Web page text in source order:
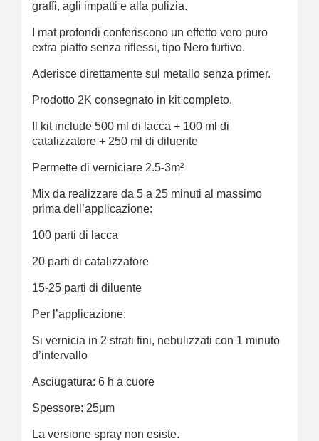
graffi, agli impatti e alla pulizia.
I mat profondi conferiscono un effetto vero puro
extra piatto senza riflessi, tipo Nero furtivo.
Aderisce direttamente sul metallo senza primer.
Prodotto 2K consegnato in kit completo.
Il kit include 500 ml di lacca + 100 ml di
catalizzatore + 250 ml di diluente
Permette di verniciare 2.5-3m²
Mix da realizzare da 5 a 25 minuti al massimo
prima dell’applicazione:
100 parti di lacca
20 parti di catalizzatore
15-25 parti di diluente
Per l’applicazione:
Si vernicia in 2 strati fini, nebulizzati con 1 minuto
d’intervallo
Asciugatura: 6 h a cuore
Spessore: 25µm
La versione spray non esiste.